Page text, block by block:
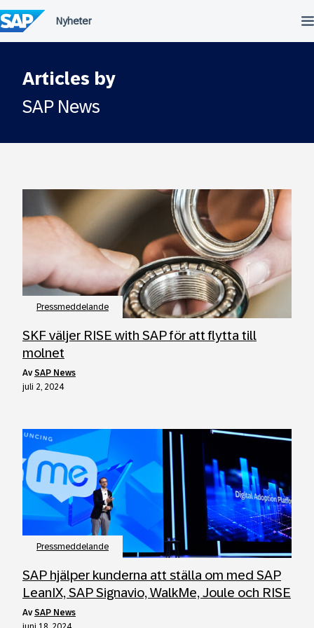
till
innehållet
Articles by
SAP News
Pressmeddelande
SKF väljer RISE with SAP för att flytta till
molnet
avSAP News
juli 2, 2024
Pressmeddelande
SAP hjälper kunderna att ställa om med SAP
LeanIX, SAP Signavio, WalkMe, Joule och RISE
avSAP News